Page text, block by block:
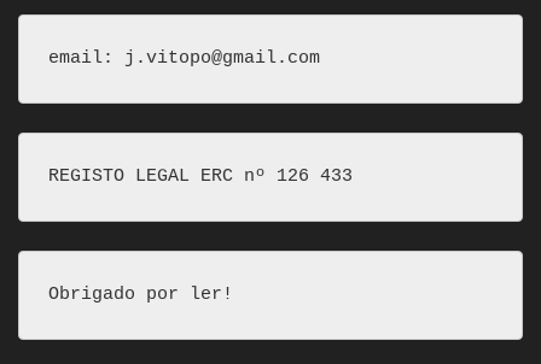
email: j.vitopo@gmail.com
REGISTO LEGAL ERC nº 126 433
Obrigado por ler!